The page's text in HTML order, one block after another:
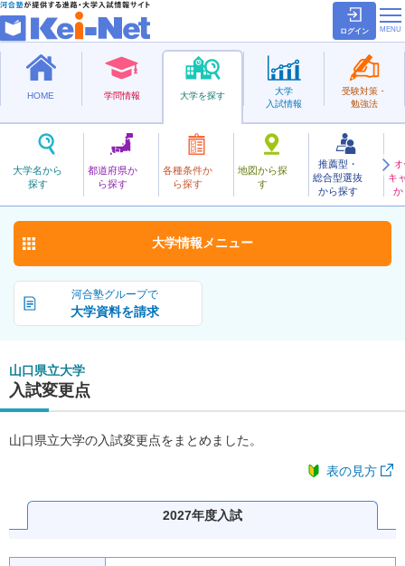
ログイン
HOME 学問情報 大学を探す
大学名から
探す
都道府県か
ら探す
各種条件か
ら探す
地図から探
す
推薦型・
総合型選抜
から探す
キ
か
大学
入試情報
受験対策・
勉強法
公立
やまぐちけんりつ
山口県立大学 お気に入り
河合塾グループで
大学資料を請求
大学情報 メニュー
山口県立大学
入試変更点
山口県立大学の入試変更点をまとめました。
表の見方
2027年度入試